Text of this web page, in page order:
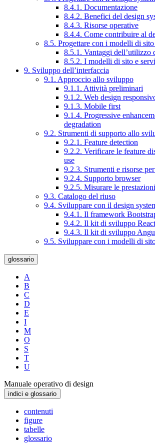
8.4.1. Documentazione
8.4.2. Benefici del design
8.4.3. Risorse operative
8.4.4. Come contribuire al
8.5. Progettare con i modelli di
8.5.1. Vantaggi dell’utilizzo
8.5.2. I modelli di sito e
9. Sviluppo dell’interfaccia
9.1. Approccio allo sviluppo
9.1.1. Attività preliminari
9.1.2. Web design
9.1.3. Mobile first
9.1.4. Progressive
degradation
9.2. Strumenti di supporto allo
9.2.1. Feature detection
9.2.2. Verificare le feature
use
9.2.3. Strumenti e risorse
9.2.4. Supporto browser
9.2.5. Misurare le prestazioni
9.3. Catalogo del riuso
9.4. Sviluppare con il design
9.4.1. Il framework
9.4.2. Il kit di sviluppo React
9.4.3. Il kit di sviluppo
9.5. Sviluppare con i modelli di
glossario
A
B
C
D
E
I
M
O
S
T
U
Manuale operativo di design
indici e glossario
contenuti
figure
tabelle
glossario